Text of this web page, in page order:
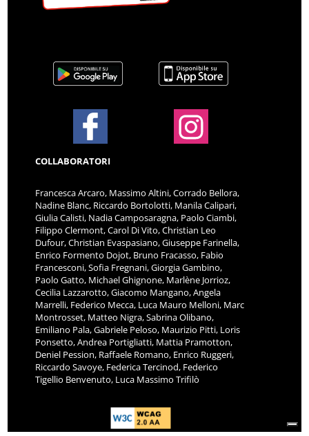
COLLABORATORI
Francesca Arcaro, Massimo Altini, Corrado Bellora,
Nadine Blanc, Riccardo Bortolotti, Manila Calipari,
Giulia Calisti, Nadia Camposaragna, Paolo Ciambi,
Filippo Clermont, Carol Di Vito, Christian Leo
Dufour, Christian Evaspasiano, Giuseppe Farinella,
Enrico Formento Dojot, Bruno Fracasso, Fabio
Francesconi, Sofia Fregnani, Giorgia Gambino,
Paolo Gatto, Michael Ghignone, Marlène Jorrioz,
Cecilia Lazzarotto, Giacomo Mangano, Angela
Marrelli, Federico Mecca, Luca Mauro Melloni, Marc
Montrosset, Matteo Nigra, Sabrina Olibano,
Emiliano Pala, Gabriele Peloso, Maurizio Pitti, Loris
Ponsetto, Andrea Portigliatti, Mattia Pramotton,
Deniel Pession, Raffaele Romano, Enrico Ruggeri,
Riccardo Savoye, Federica Tercinod, Federico
Tigellio Benvenuto, Luca Massimo Trifilò